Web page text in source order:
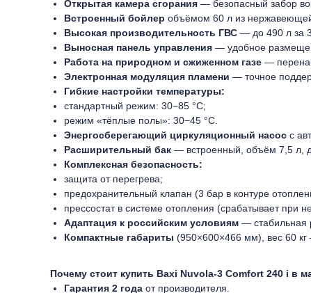
Открытая камера сгорания — безопасный забор
Встроенный бойлер объёмом 60 л из
Высокая производительность ГВС — до 490 л за
Выносная панель управления — удобное
Работа на природном и сжиженном газе —
Электронная модуляция пламени — точное
Гибкие настройки температуры:
стандартный режим: 30−85 °C;
режим «тёплые полы»: 30−45 °C.
Энергосберегающий циркуляционный насос с
Расширительный бак — встроенный, объём 7,5 л,
Комплексная безопасность:
защита от перегрева;
предохранительный клапан (3 бар в контуре
прессостат в системе отопления (срабатывает при
Адаптация к российским условиям — стабильная
Компактные габариты (950×600×466 мм), вес 60
Почему стоит купить Baxi Nuvola‑3 Comfort 240 i в
Гарантия 2 года от производителя.